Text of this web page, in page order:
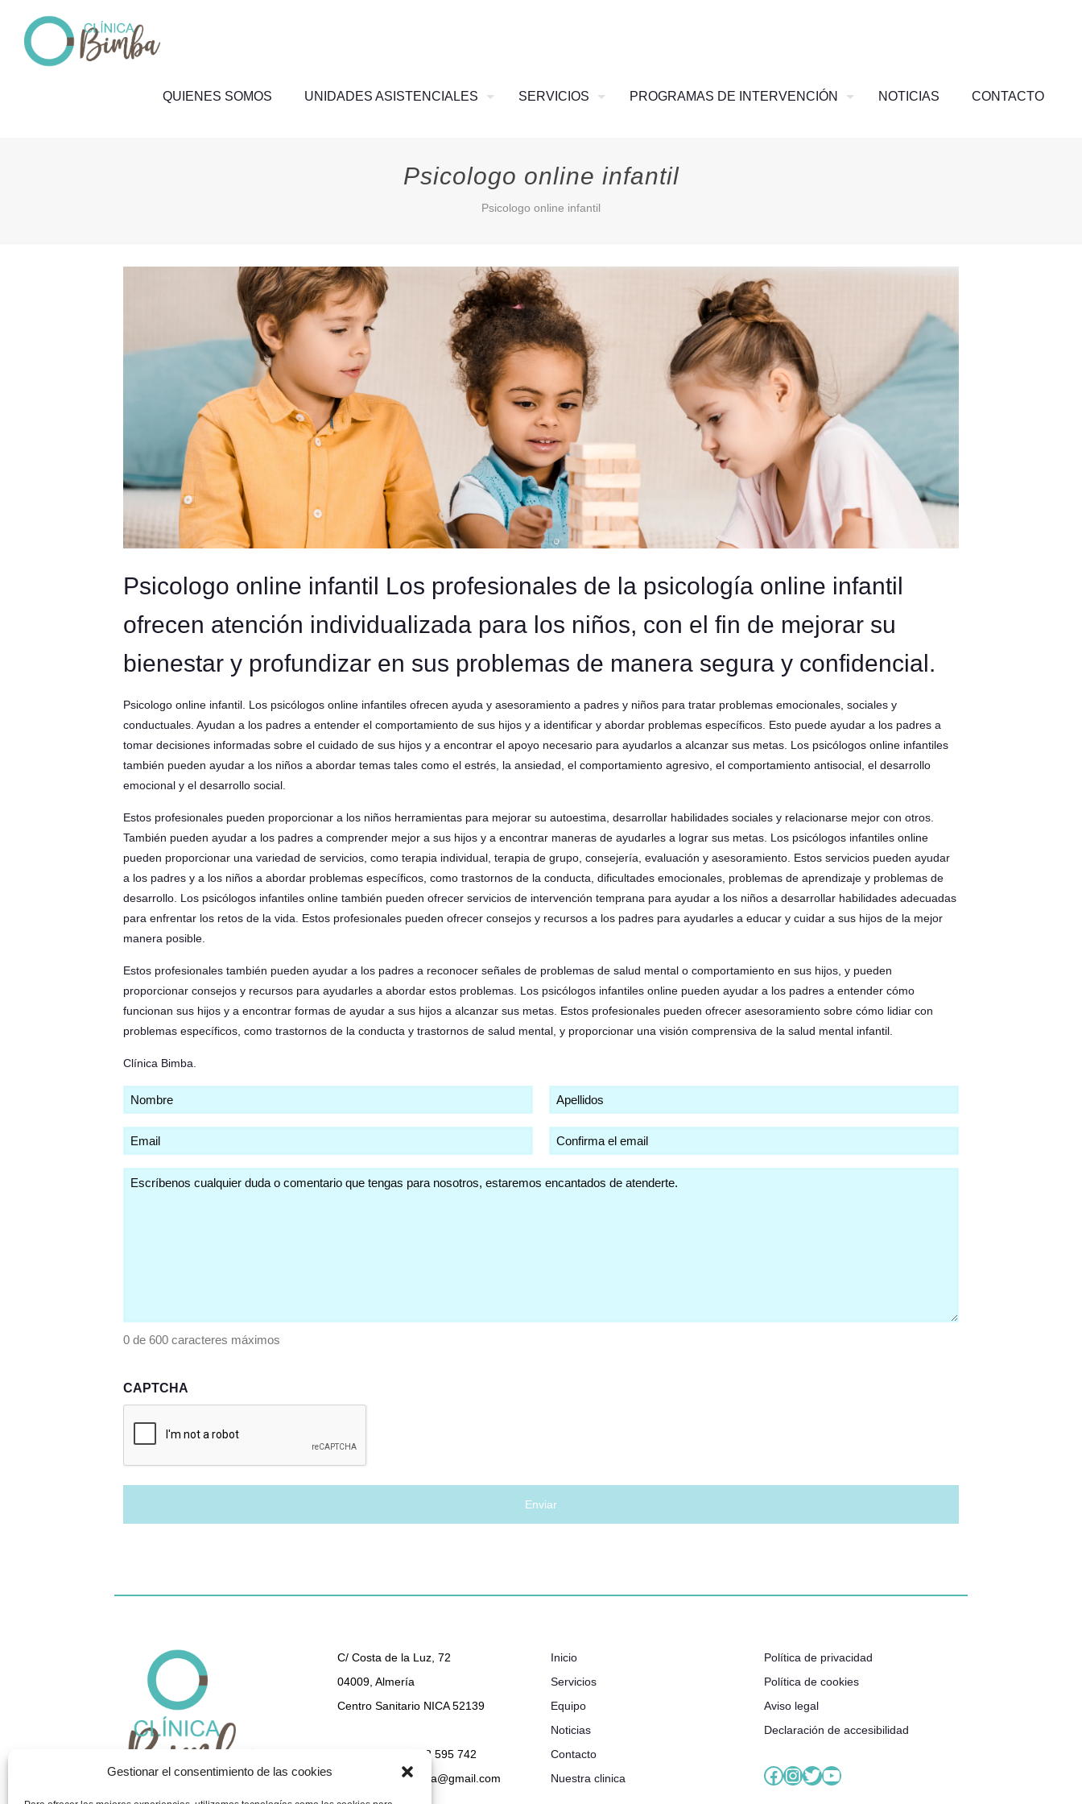
Gestionar el consentimiento de las cookies
QUIENES SOMOS UNIDADES ASISTENCIALES SERVICIOS PROGRAMAS DE INTERVENCIÓN NOTICIAS CONTACTO
Psicologo online infantil
Psicologo online infantil
Psicologo online infantil Los profesionales de la psicología online infantil
ofrecen atención individualizada para los niños, con el fin de mejorar su
bienestar y profundizar en sus problemas de manera segura y confidencial.
Psicologo online infantil. Los psicólogos online infantiles ofrecen ayuda y asesoramiento a padres y niños para tratar problemas emocionales, sociales y
conductuales. Ayudan a los padres a entender el comportamiento de sus hijos y a identificar y abordar problemas específicos. Esto puede ayudar a los padres a
tomar decisiones informadas sobre el cuidado de sus hijos y a encontrar el apoyo necesario para ayudarlos a alcanzar sus metas. Los psicólogos online infantiles
también pueden ayudar a los niños a abordar temas tales como el estrés, la ansiedad, el comportamiento agresivo, el comportamiento antisocial, el desarrollo
emocional y el desarrollo social.
Estos profesionales pueden proporcionar a los niños herramientas para mejorar su autoestima, desarrollar habilidades sociales y relacionarse mejor con otros.
También pueden ayudar a los padres a comprender mejor a sus hijos y a encontrar maneras de ayudarles a lograr sus metas. Los psicólogos infantiles online
pueden proporcionar una variedad de servicios, como terapia individual, terapia de grupo, consejería, evaluación y asesoramiento. Estos servicios pueden ayudar
a los padres y a los niños a abordar problemas específicos, como trastornos de la conducta, dificultades emocionales, problemas de aprendizaje y problemas de
desarrollo. Los psicólogos infantiles online también pueden ofrecer servicios de intervención temprana para ayudar a los niños a desarrollar habilidades adecuadas
para enfrentar los retos de la vida. Estos profesionales pueden ofrecer consejos y recursos a los padres para ayudarles a educar y cuidar a sus hijos de la mejor
manera posible.
Estos profesionales también pueden ayudar a los padres a reconocer señales de problemas de salud mental o comportamiento en sus hijos, y pueden
proporcionar consejos y recursos para ayudarles a abordar estos problemas. Los psicólogos infantiles online pueden ayudar a los padres a entender cómo
funcionan sus hijos y a encontrar formas de ayudar a sus hijos a alcanzar sus metas. Estos profesionales pueden ofrecer asesoramiento sobre cómo lidiar con
problemas específicos, como trastornos de la conducta y trastornos de salud mental, y proporcionar una visión comprensiva de la salud mental infantil.
Clínica Bimba
Nombre
(Obligatorio)
Email
(Obligatorio)
Comentarios
0 de 600 caracteres máximos
CAPTCHA
C/ Costa de la Luz, 72
04009, Almería
Centro Sanitario NICA 52139
950 048 632 - 722 595 742
gestionclinicabimba@gmail.com
Inicio
Servicios
Equipo
Noticias
Contacto
Nuestra clinica
Política de privacidad
Política de cookies
Aviso legal
Declaración de accesibilidad